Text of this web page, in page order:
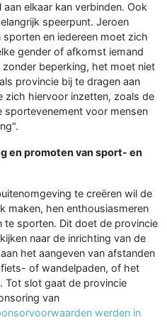
elkaar kan verbinden. Ook
speerpunt. Jeroen
en iedereen moet zich
gender of afkomst iemand
beperking, het moet niet
provincie bij te dragen aan
zich hiervoor inzetten, zoals de
voor mensen
en promoten van sport- en
te creëren wil de
maken, hen enthousiasmeren
te sporten. Dit doet de provincie
naar de inrichting van de
het aangeven van afstanden
of wandelpaden, of het
Tot slot gaat de provincie
van
werden in